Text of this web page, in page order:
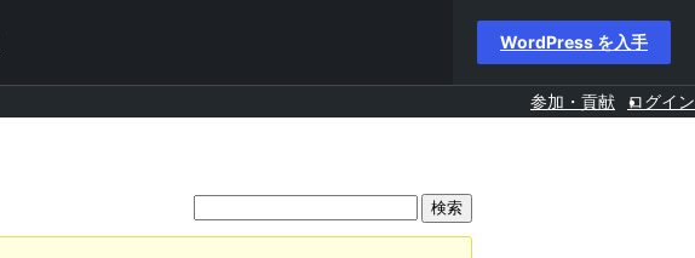
WordPress を入手
参加・貢献 ログイン